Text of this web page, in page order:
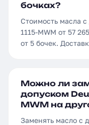
бочках?
Стоимость масла
1115-MWM от 57
от 5 бочек.
Можно ли
допуском
MWM на
Заменять масло с